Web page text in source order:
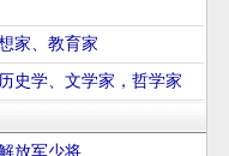
家、教育家
史学、文学家，哲学家
放军少将